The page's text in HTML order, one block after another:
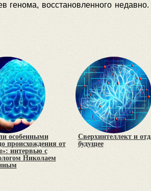
восстановленного
особенными
происхождения от
интервью с
Николаем
Сверхинтеллект и
будущее